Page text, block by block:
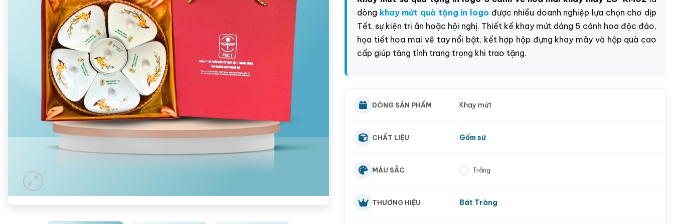
dòng khay mứt quà tặng in logo được nhiều doanh nghiệp lựa chọn cho dịp
Tết, sự kiện tri ân hoặc hội nghị. Thiết kế khay mứt dáng 5 cánh hoa độc đáo,
họa tiết hoa mai vẽ tay nổi bật, kết hợp hộp đựng khay mây và hộp quà cao
cấp giúp tăng tính trang trọng khi trao tặng.
DÒNG SẢN PHẨM Khay mứt
CHẤT LIỆU Gốm sứ
MÀU SẮC Trắng
THƯƠNG HIỆU Bát Tràng